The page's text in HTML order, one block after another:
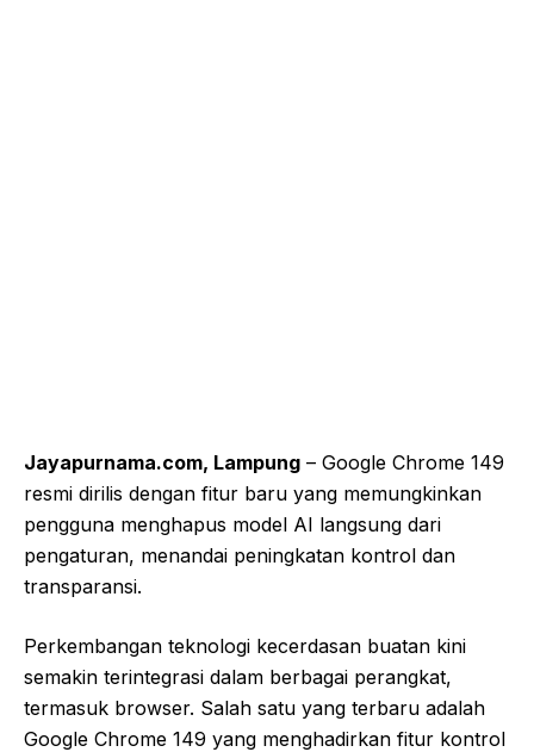
Jayapurnama.com, Lampung – Google Chrome 149
resmi dirilis dengan fitur baru yang memungkinkan
pengguna menghapus model AI langsung dari
pengaturan, menandai peningkatan kontrol dan
transparansi.
Perkembangan teknologi kecerdasan buatan kini
semakin terintegrasi dalam berbagai perangkat,
termasuk browser. Salah satu yang terbaru adalah
Google Chrome 149 yang menghadirkan fitur kontrol